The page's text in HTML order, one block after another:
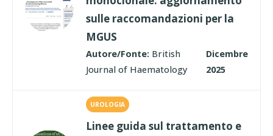
sulle raccomandazioni per la
MGUS
Autore/Fonte: British
Journal of Haematology
Dicembre
2025
UROLOGIA
Linee guida sul trattamento e